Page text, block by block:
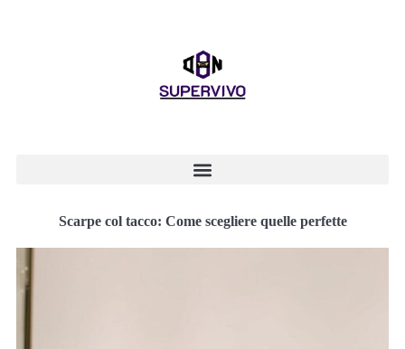
Scarpe col tacco: Come scegliere quelle perfette